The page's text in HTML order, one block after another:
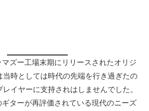
マズー工場末期にリリースされたオリジ
当時としては時代の先端を行き過ぎたの
イヤーに支持されはしませんでした。
ギターが再評価されている現代のニーズ